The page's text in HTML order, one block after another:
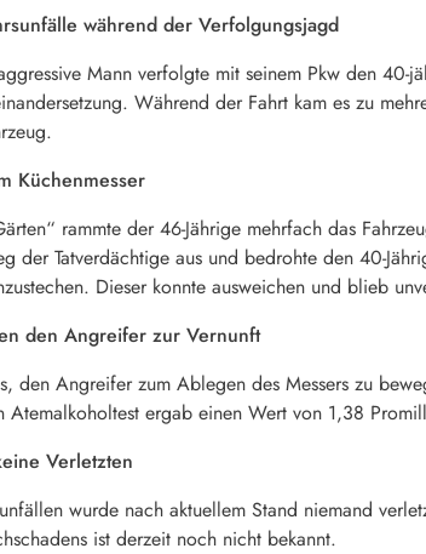
während der Verfolgungsjagd
Mann verfolgte mit seinem Pkw den 40-
Während der Fahrt kam es zu
Küchenmesser
rammte der 46-Jährige mehrfach das
der Tatverdächtige aus und bedrohte den 40-
Dieser konnte ausweichen und blieb
den Angreifer zur Vernunft
den Angreifer zum Ablegen des Messers zu
ergab einen Wert von 1,38
Verletzten
wurde nach aktuellem Stand niemand
ist derzeit noch nicht bekannt.